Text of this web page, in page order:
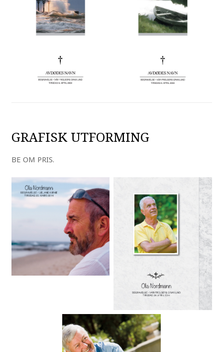
GRAFISK UTFORMING
BE OM PRIS.